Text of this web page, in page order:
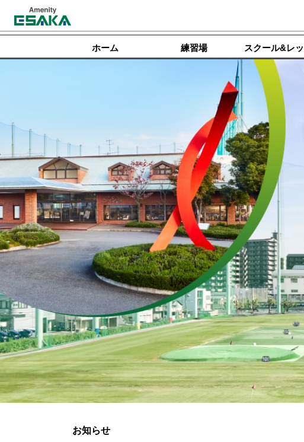
ホーム 練習場 スクール&レ
お知らせ